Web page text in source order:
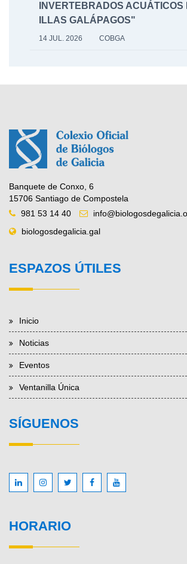
INVERTEBRADOS ACUÁTICOS
ILLAS GALÁPAGOS"
14 JUL. 2026 COBGA
Banquete de Conxo, 6
15706 Santiago de Compostela
981 53 14 40
biologosdegalicia.gal
ESPAZOS ÚTILES
Inicio
Noticias
Eventos
Ventanilla Única
SÍGUENOS
HORARIO